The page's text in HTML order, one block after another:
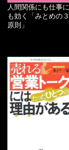
人間関係にも仕事に
も効く「みとめの３
原則」